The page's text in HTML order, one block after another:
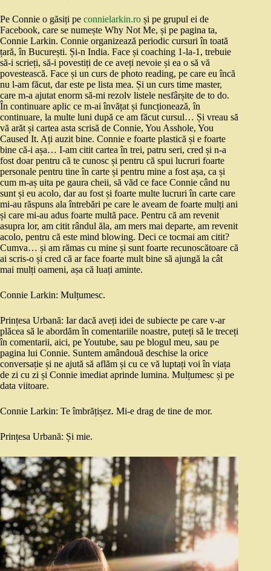
Pe Connie o găsiți pe connielarkin.ro și pe grupul ei de
Facebook, care se numește Why Not Me, și pe pagina ta,
Connie Larkin. Connie organizează periodic cursuri în toată
țară, în București. Și-n India. Face și coaching 1-la-1, trebuie
să-i scrieți, să-i povestiți de ce aveți nevoie și ea o să vă
povestească. Face și un curs de photo reading, pe care eu încă
nu l-am făcut, dar este pe lista mea. Și un curs time master,
care m-a ajutat enorm să-mi rezolv listele nesfârșite de to do.
În continuare aplic ce m-ai învățat și funcționează, în
continuare, la multe luni după ce am făcut cursul… Și vreau să
vă arăt și cartea asta scrisă de Connie, You Asshole, You
Caused It. Ați auzit bine. Connie e foarte plastică și e foarte
bine că-i așa… I-am citit cartea în trei, patru seri, cred și n-a
fost doar pentru că te cunosc și pentru că spui lucruri foarte
personale pentru tine în carte și pentru mine a fost așa, ca și
cum m-aș uita pe gaura cheii, să văd ce face Connie când nu
sunt și eu acolo, dar au fost și foarte multe lucruri în carte care
mi-au răspuns ala întrebări pe care le aveam de foarte mulți ani
și care mi-au adus foarte multă pace. Pentru că am revenit
asupra lor, am citit rândul ăla, am mers mai departe, am revenit
acolo, pentru că este mind blowing. Deci ce tocmai am citit?
Cumva… și am rămas cu mine și sunt foarte recunoscătoare că
ai scris-o și cred că ar face foarte mult bine să ajungă la cât
mai mulți oameni, așa că luați aminte.
Connie Larkin: Mulțumesc.
Prințesa Urbană: Iar dacă aveți idei de subiecte pe care v-ar
plăcea să le abordăm în comentariile noastre, puteți să le treceți
în comentarii, aici, pe Youtube, sau pe blogul meu, sau pe
pagina lui Connie. Suntem amândouă deschise la orice
conversație și ne ajută să aflăm și cu ce vă luptați voi în viața
de zi cu zi și Connie imediat aprinde lumina. Mulțumesc și pe
data viitoare.
Connie Larkin: Te îmbrățișez. Mi-e drag de tine de mor.
Prințesa Urbană: Și mie.